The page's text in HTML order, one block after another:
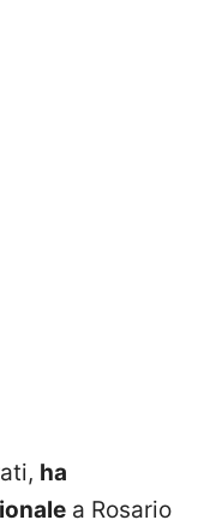
ha
a Rosario